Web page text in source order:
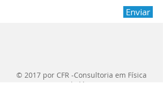
Enviar
© 2017 por CFR -Consultoria em Física
Radiológica.